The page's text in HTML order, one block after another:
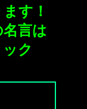
す！
言は
ク